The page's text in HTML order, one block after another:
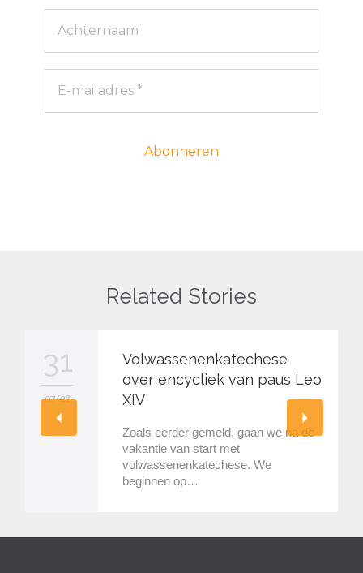
Related Stories
31
07 '26
Volwassenenkatechese
over encycliek van paus Leo
XIV
Zoals eerder gemeld, gaan we na de
vakantie van start met
volwassenenkatechese. We
beginnen op…